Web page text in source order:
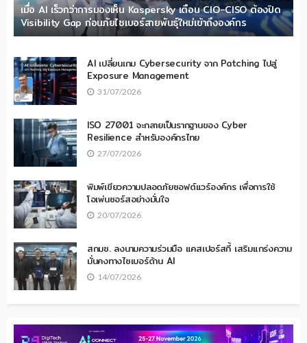
เมื่อ AI เร็วกว่าการมองเห็น Kaspersky เตือน CIO-CISO ต้องปิด
Visibility Gap ก่อนภัยไซเบอร์สายพันธุ์ใหม่เข้าถึงองค์กร
AI เปลี่ยนเกม Cybersecurity จาก Patching ไปสู่
Exposure Management
31/07/2026
ISO 27001 จะกลายเป็นรากฐานของ Cyber
Resilience สำหรับองค์กรไทย
27/07/2026
พิมพ์เขียวความปลอดภัยซอฟต์แวร์องค์กร เพื่อการใช้
โอเพ่นซอร์สอย่างมั่นใจ
20/07/2026
สกมช. ลงนามความร่วมมือ แคสเปอร์สกี้ เสริมแกร่งความ
มั่นคงทางไซเบอร์ด้าน AI
14/07/2026